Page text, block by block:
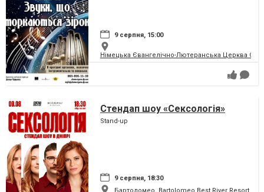
9 серпня, 15:00
Німецька Євангелічно-Лютеранська Церква
Стендап шоу «Сексологія»
Stand-up
9 серпня, 18:30
Бартоломео, Bartolomeo Best River Resort